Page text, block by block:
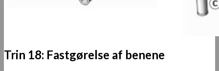
Trin 18: Fastgørelse af benene